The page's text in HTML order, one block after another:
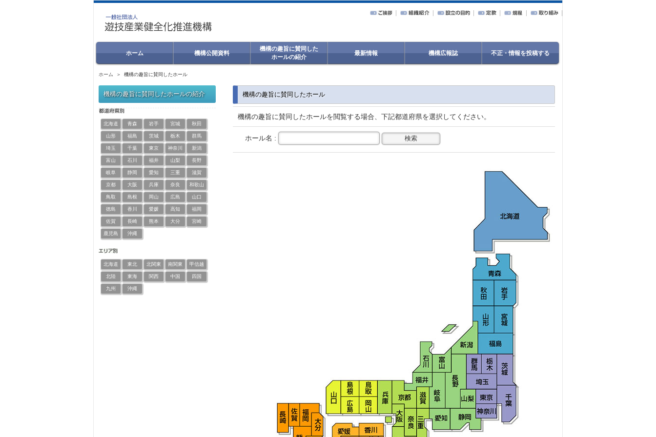
ホーム 機構公開資料
機構の趣旨に賛同した
ホールの紹介
最新情報 機構広報誌 不正・情報を投稿する
ホーム ＞ 機構の趣旨に賛同したホール
機構の趣旨に賛同したホール
機構の趣旨に賛同したホールを閲覧する場合、下記都道府県を選択してください。
ホール名 :
機構の趣旨に賛同したホールの紹介
北海道 青森 岩手 宮城 秋田
山形 福島 茨城 栃木 群馬
埼玉 千葉 東京 神奈川 新潟
富山 石川 福井 山梨 長野
岐阜 静岡 愛知 三重 滋賀
京都 大阪 兵庫 奈良 和歌山
鳥取 島根 岡山 広島 山口
徳島 香川 愛媛 高知 福岡
佐賀 長崎 熊本 大分 宮崎
鹿児島 沖縄
北海道 東北 北関東 南関東 甲信越
北陸 東海 関西 中国 四国
九州 沖縄